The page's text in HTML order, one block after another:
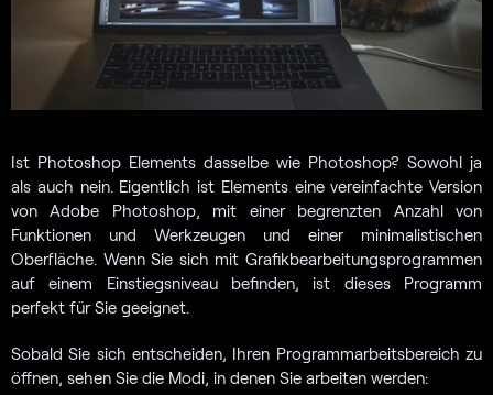
Ist Photoshop Elements dasselbe wie Photoshop? Sowohl ja
als auch nein. Eigentlich ist Elements eine vereinfachte Version
von Adobe Photoshop, mit einer begrenzten Anzahl von
Funktionen und Werkzeugen und einer minimalistischen
Oberfläche. Wenn Sie sich mit Grafikbearbeitungsprogrammen
auf einem Einstiegsniveau befinden, ist dieses Programm
perfekt für Sie geeignet.
Sobald Sie sich entscheiden, Ihren Programmarbeitsbereich zu
öffnen, sehen Sie die Modi, in denen Sie arbeiten werden: